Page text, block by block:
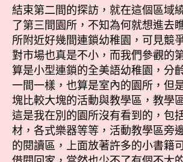
結束第二間的探訪，就在這個區域
了第三間園所，不知為何就想進去
所附近好幾間連鎖幼稚園，可見競
對市場也真是不小，而我們參觀的
算是小型連鎖的全美語幼稚園，分
一間一樣，也算是室內的園所，但
塊比較大塊的活動與教學區，教學
這是我在別的園所沒有看到的，包
材，各式樂器等等，活動教學區旁
的閱讀區，上面放著許多的小書籍